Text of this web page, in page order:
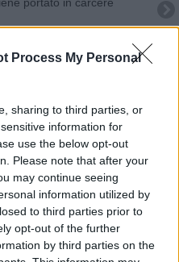
Process My Personal
sharing to third parties, or
information for
use the below opt-out
Please note that after your
may continue seeing
information utilized by
to third parties prior to
opt-out of the further
by third parties on the
pieno centro
uomo ustionato
la banda delle rapine
a Pisa e provincia
montani taglio
nel Pisano